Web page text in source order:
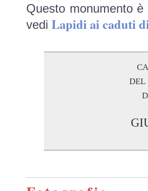
Questo monumento
vedi Lapidi ai caduti
del